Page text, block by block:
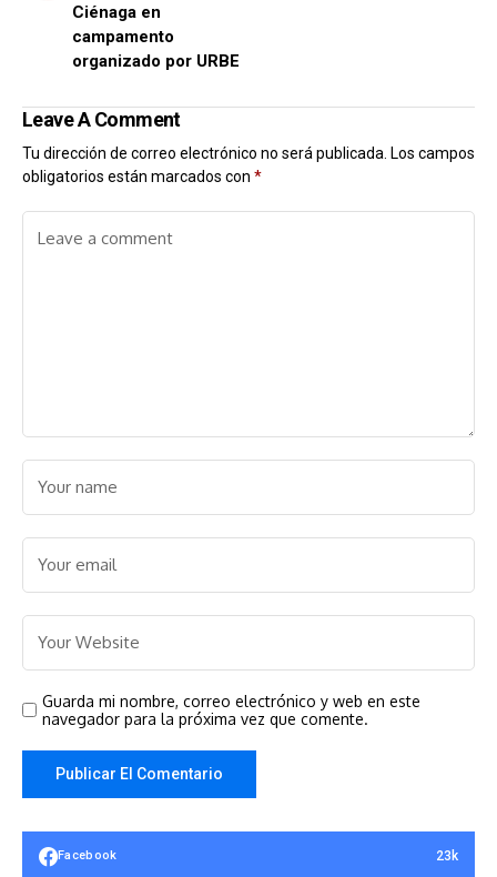
Ciénaga en
campamento
organizado por URBE
Leave A Comment
Tu dirección de correo electrónico no será publicada. Los campos
obligatorios están marcados con *
Guarda mi nombre, correo electrónico y web en este
navegador para la próxima vez que comente.
Facebook 23k